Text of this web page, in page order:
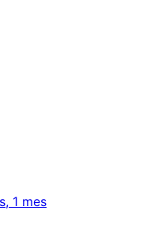
1 mes